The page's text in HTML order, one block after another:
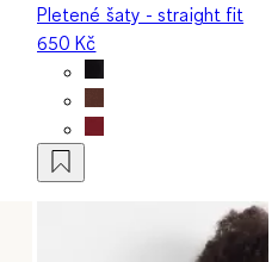
Pletené šaty - straight fit
650 Kč